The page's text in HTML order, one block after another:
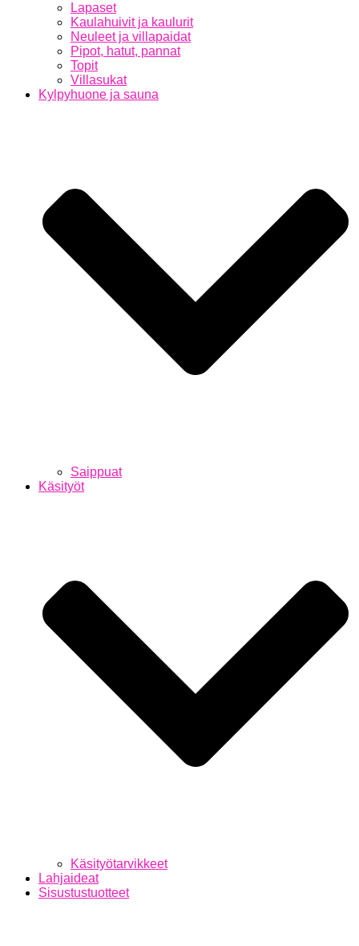
Lapaset
Kaulahuivit ja kaulurit
Neuleet ja villapaidat
Pipot, hatut, pannat
Topit
Villasukat
Kylpyhuone ja sauna
Saippuat
Käsityöt
Käsityötarvikkeet
Lahjaideat
Sisustustuotteet